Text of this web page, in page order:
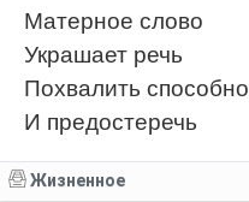
Матерное слово
Украшает речь
Похвалить способно
И предостеречь
Жизненное